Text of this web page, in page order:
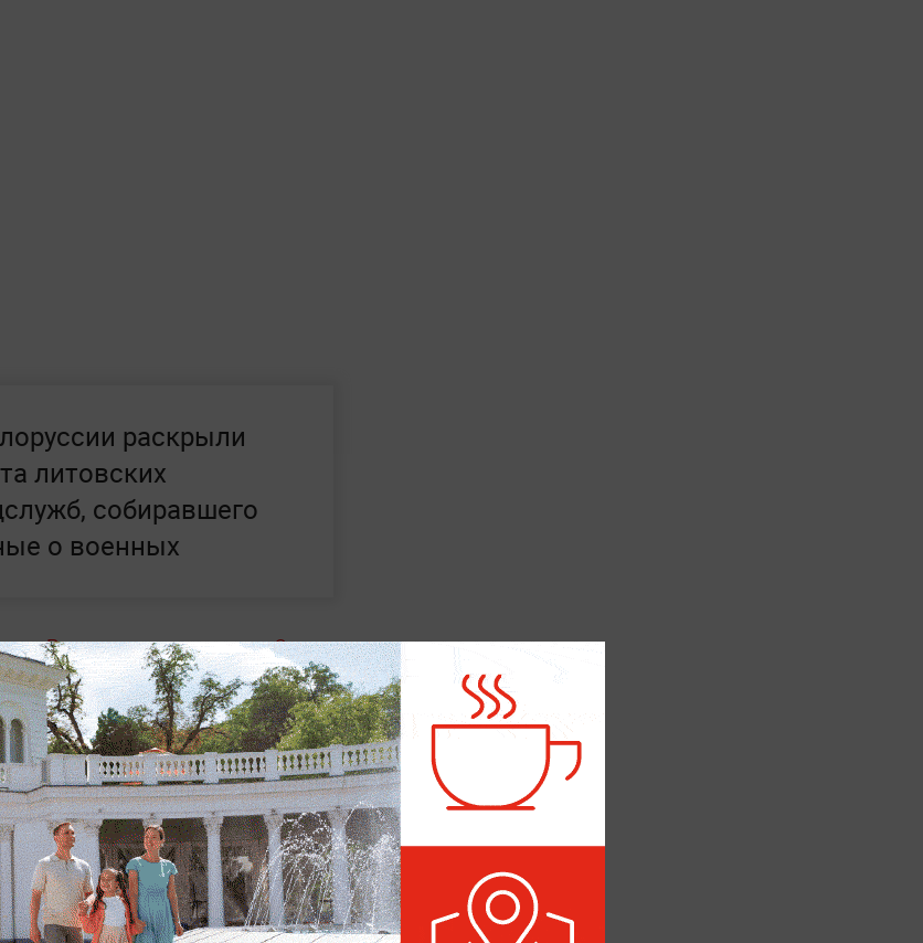
раскрыли
литовских
собиравшего
о военных
Россию после отставки. Он
транзитный пункт. Интерес
уголовными делами о
«Российского экологического
топ-менеджеров
ранее также упоминался в
допрос.
правоохранителей —читайте